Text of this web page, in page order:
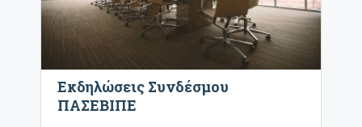
Εκδηλώσεις Συνδέσμου
ΠΑΣΕΒΙΠΕ